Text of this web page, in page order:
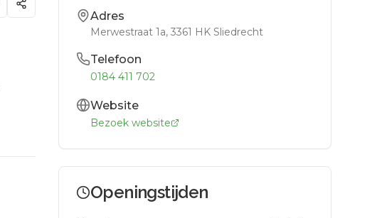
Adres
Merwestraat 1a, 3361 HK Sliedrecht
Telefoon
0184 411 702
Website
Bezoek website
Openingstijden